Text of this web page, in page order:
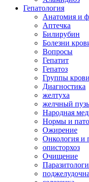
Гепатология
Анатомия и
Аптечка
Билирубин
Болезни
Вопросы
Гепатит
Гепатоз
Группы крови
Диагностика
желтуха
желчный
Народная
Нормы и
Ожирение
Онкология и
описторхоз
Очищение